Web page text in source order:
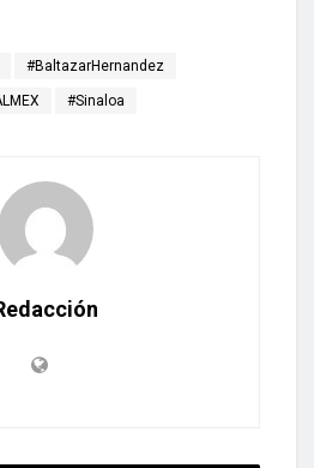
#BaltazarHernandez
#Sinaloa